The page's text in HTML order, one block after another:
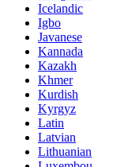
Icelandic
Igbo
Javanese
Kannada
Kazakh
Khmer
Kurdish
Kyrgyz
Latin
Latvian
Lithuanian